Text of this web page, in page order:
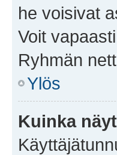
he voisivat
Voit
Ryhmän
Ylös
Kuinka